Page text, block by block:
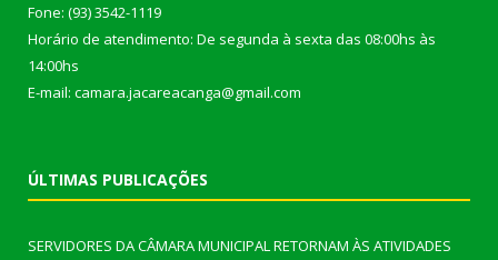
Fone: (93) 3542-1119
Horário de atendimento: De segunda à sexta das 08:00hs às
14:00hs
E-mail: camara.jacareacanga@gmail.com
ÚLTIMAS PUBLICAÇÕES
SERVIDORES DA CÂMARA MUNICIPAL RETORNAM ÀS ATIVIDADES